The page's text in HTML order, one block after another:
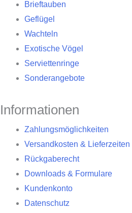
Brieftauben
Geflügel
Wachteln
Exotische Vögel
Serviettenringe
Sonderangebote
Informationen
Zahlungsmöglichkeiten
Versandkosten & Lieferzeiten
Rückgaberecht
Downloads & Formulare
Kundenkonto
Datenschutz